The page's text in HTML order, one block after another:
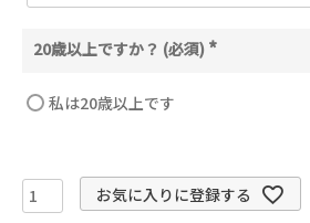
20歳以上ですか？ (必須)
私は20歳以上です
お気に入りに登録する